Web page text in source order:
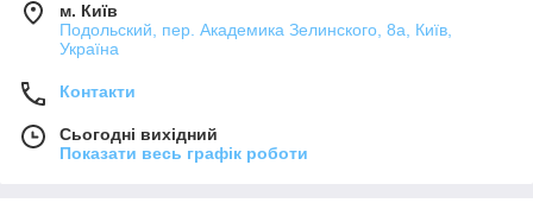
м. Київ
Подольский, пер. Академика Зелинского, 8а, Київ,
Україна
Контакти
Сьогодні вихідний
Показати весь графік роботи